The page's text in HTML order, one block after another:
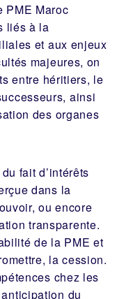
PME Maroc
liés à la
et aux enjeux
majeures, on
entre héritiers, le
ainsi
des organes
fait d’intérêts
dans la
ou encore
transparente.
de la PME et
la cession.
chez les
du